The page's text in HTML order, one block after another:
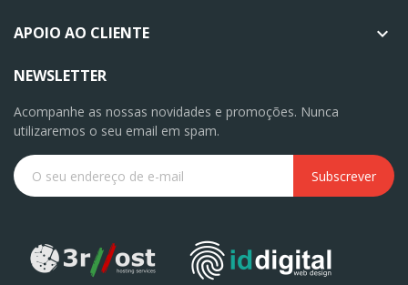
APOIO AO CLIENTE 
NEWSLETTER
Acompanhe as nossas novidades e promoções. Nunca
utilizaremos o seu email em spam.
Subscrever